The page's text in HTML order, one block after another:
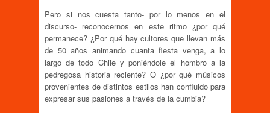
Pero si nos cuesta tanto- por lo menos en el
discurso- reconocernos en este ritmo ¿por qué
permanece? ¿Por qué hay cultores que llevan más
de 50 años animando cuanta fiesta venga, a lo
largo de todo Chile y poniéndole el hombro a la
pedregosa historia reciente? O ¿por qué músicos
provenientes de distintos estilos han confluido para
expresar sus pasiones a través de la cumbia?